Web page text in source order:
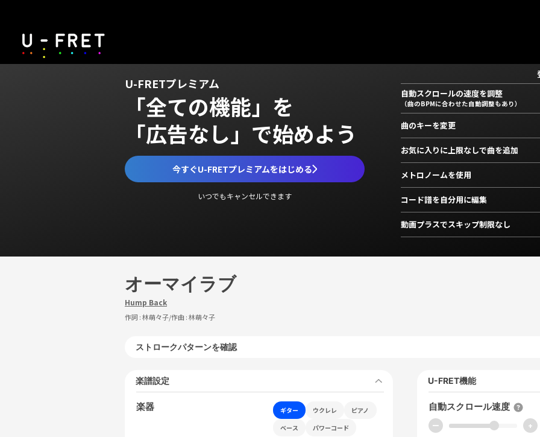
U-FRETプレミアム
「全ての機能」を
「広告なし」で始めよう
今すぐU-FRETプレミアムをはじめる
いつでもキャンセルできます
自動スクロールの速度を調整
（曲のBPMに合わせた自動調整もあり）
曲のキーを変更
お気に入りに上限なしで曲を追加
メトロノームを使用
コード譜を自分用に編集
動画プラスでスキップ制限なし
オーマイラブ
Hump Back
作詞 :林萌々子/作曲 :林萌々子
ストロークパターンを確認
楽譜設定
楽器 ギター ウクレレ
ピアノ
ベース
パワーコード
U-FRET機能
自動スクロール速度
ー +